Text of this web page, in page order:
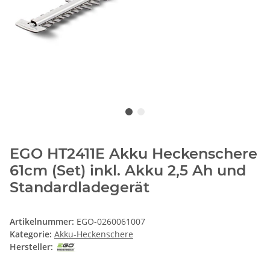
EGO HT2411E Akku Heckenschere
61cm (Set) inkl. Akku 2,5 Ah und
Standardladegerät
Artikelnummer: EGO-0260061007
Kategorie: Akku-Heckenschere
Hersteller: